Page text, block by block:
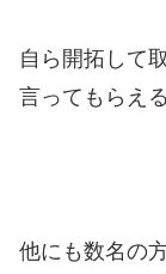
自ら開拓して
言ってもらえ
他にも数名の